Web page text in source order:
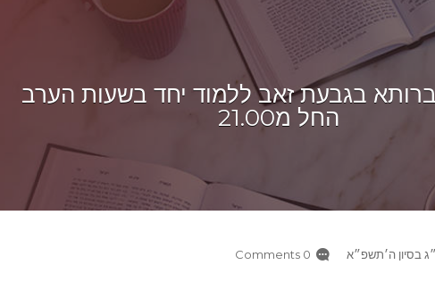
בגבעת זאב ללמוד יחד בשעות הערב
החל מ21.00
בסיון ה׳תשפ״א 0 Comments